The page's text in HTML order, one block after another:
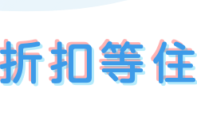
扣等